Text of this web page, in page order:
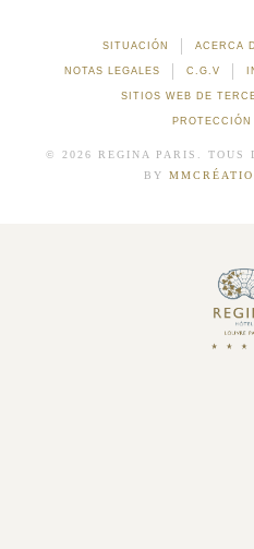
SITUACIÓN ACERCA
NOTAS LEGALES C.G.V
SITIOS WEB DE
© 2026 REGINA PARIS. TOUS
BY